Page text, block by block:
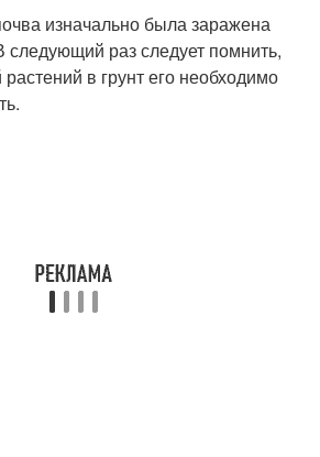
изначально была заражена
раз следует помнить,
в грунт его необходимо